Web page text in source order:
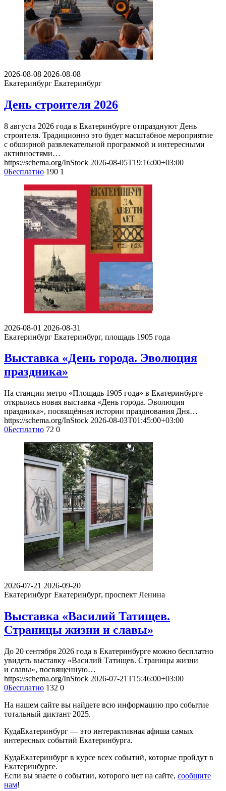
2026-08-08 2026-08-08
Екатеринбург Екатеринбург
День строителя 2026
8 августа 2026 года в Екатеринбурге отпразднуют День
строителя. Традиционно это будет масштабное мероприятие
с обширной развлекательной программой и интересными
активностями…
https://schema.org/InStock 2026-08-05T19:16:00+03:00
0Бесплатно 190 1
2026-08-01 2026-08-31
Екатеринбург Екатеринбург, площадь 1905 года
Выставка «День города. Эволюция
праздника»
На станции метро «Площадь 1905 года» в Екатеринбурге
открылась новая выставка «День города. Эволюция
праздника», посвящённая истории празднования Дня…
https://schema.org/InStock 2026-08-03T01:45:00+03:00
0Бесплатно 72 0
2026-07-21 2026-09-20
Екатеринбург Екатеринбург, проспект Ленина
Выставка «Василий Татищев.
Страницы жизни и славы»
До 20 сентября 2026 года в Екатеринбурге можно бесплатно
увидеть выставку «Василий Татищев. Страницы жизни
и славы», посвященную…
https://schema.org/InStock 2026-07-21T15:46:00+03:00
0Бесплатно 132 0
На нашем сайте вы найдете всю информацию про событие
тотальный диктант 2025.
КудаЕкатеринбург — это интерактивная афиша самых
интересных событий Екатеринбурга.
КудаЕкатеринбург в курсе всех событий, которые пройдут в
Екатеринбурге.
Если вы знаете о событии, которого нет на сайте, сообщите
нам!